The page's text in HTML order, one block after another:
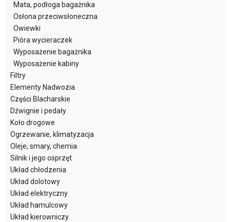
Mata, podłoga bagażnika
Osłona przeciwsłoneczna
Owiewki
Pióra wycieraczek
Wyposażenie bagażnika
Wyposażenie kabiny
Filtry
Elementy Nadwozia
Części Blacharskie
Dźwignie i pedały
Koło drogowe
Ogrzewanie, klimatyzacja
Oleje, smary, chemia
Silnik i jego osprzęt
Układ chłodzenia
Układ dolotowy
Układ elektryczny
Układ hamulcowy
Układ kierowniczy